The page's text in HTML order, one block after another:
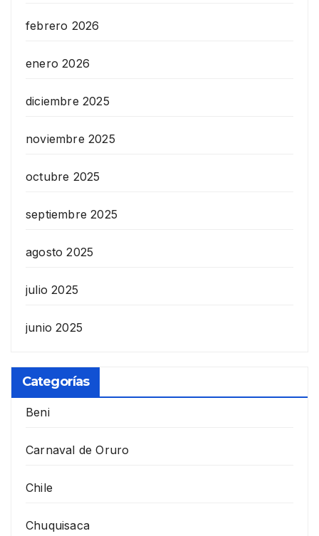
febrero 2026
enero 2026
diciembre 2025
noviembre 2025
octubre 2025
septiembre 2025
agosto 2025
julio 2025
junio 2025
Categorías
Beni
Carnaval de Oruro
Chile
Chuquisaca